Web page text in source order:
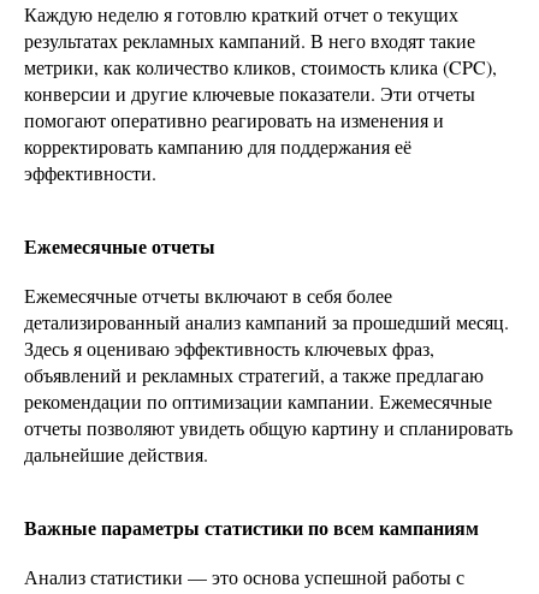
Каждую неделю я готовлю краткий отчет о текущих
результатах рекламных кампаний. В него входят такие
метрики, как количество кликов, стоимость клика (CPC),
конверсии и другие ключевые показатели. Эти отчеты
помогают оперативно реагировать на изменения и
корректировать кампанию для поддержания её
эффективности.
Ежемесячные отчеты
Ежемесячные отчеты включают в себя более
детализированный анализ кампаний за прошедший месяц.
Здесь я оцениваю эффективность ключевых фраз,
объявлений и рекламных стратегий, а также предлагаю
рекомендации по оптимизации кампании. Ежемесячные
отчеты позволяют увидеть общую картину и спланировать
дальнейшие действия.
Важные параметры статистики по всем кампаниям
Анализ статистики — это основа успешной работы с